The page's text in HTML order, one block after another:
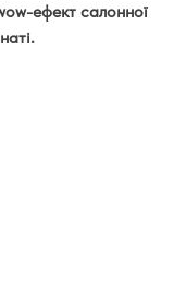
ефект салонної